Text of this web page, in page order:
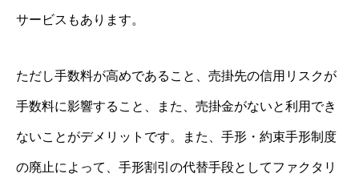
サービスもあります。
ただし手数料が高めであること、売掛先の信用リスクが
手数料に影響すること、また、売掛金がないと利用でき
ないことがデメリットです。また、手形・約束手形制度
の廃止によって、手形割引の代替手段としてファクタリ